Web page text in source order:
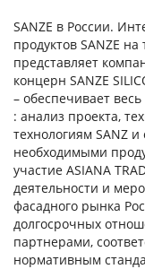
SANZE в России.
продуктов SANZE
представляет
концерн SANZE
– обеспечивает
: анализ проекта,
технологиям SANZ
необходимыми
участие ASIANA
деятельности и
фасадного рынка
долгосрочных
партнерами,
нормативным